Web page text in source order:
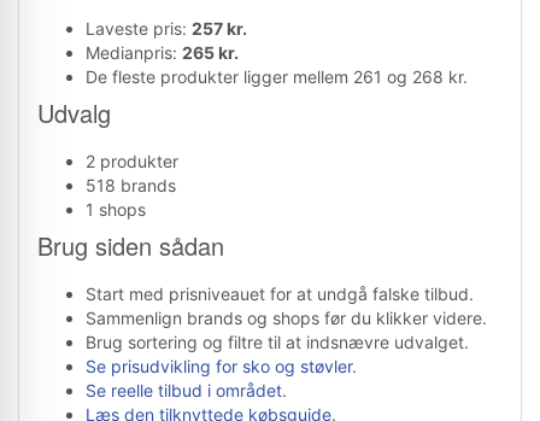
Laveste pris: 257 kr.
Medianpris: 265 kr.
De fleste produkter ligger mellem 261 og 268 kr.
Udvalg
2 produkter
518 brands
1 shops
Brug siden sådan
Start med prisniveauet for at undgå falske tilbud.
Sammenlign brands og shops før du klikker videre.
Brug sortering og filtre til at indsnævre udvalget.
Se prisudvikling for sko og støvler.
Se reelle tilbud i området.
Læs den tilknyttede købsguide.